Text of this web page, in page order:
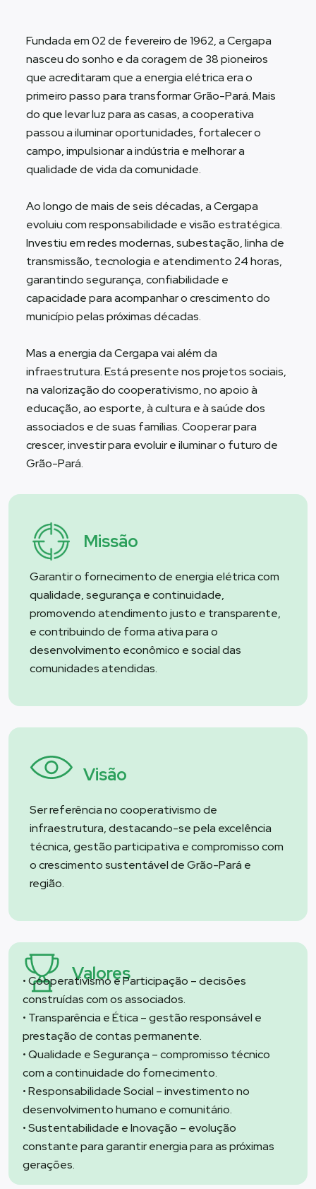
Fundada em 02 de fevereiro de 1962, a Cergapa
nasceu do sonho e da coragem de 38 pioneiros
que acreditaram que a energia elétrica era o
primeiro passo para transformar Grão-Pará. Mais
do que levar luz para as casas, a cooperativa
passou a iluminar oportunidades, fortalecer o
campo, impulsionar a indústria e melhorar a
qualidade de vida da comunidade.
Ao longo de mais de seis décadas, a Cergapa
evoluiu com responsabilidade e visão estratégica.
Investiu em redes modernas, subestação, linha de
transmissão, tecnologia e atendimento 24 horas,
garantindo segurança, confiabilidade e
capacidade para acompanhar o crescimento do
município pelas próximas décadas.
Mas a energia da Cergapa vai além da
infraestrutura. Está presente nos projetos sociais,
na valorização do cooperativismo, no apoio à
educação, ao esporte, à cultura e à saúde dos
associados e de suas famílias. Cooperar para
crescer, investir para evoluir e iluminar o futuro de
Grão-Pará.
Missão
Garantir o fornecimento de energia elétrica com
qualidade, segurança e continuidade,
promovendo atendimento justo e transparente,
e contribuindo de forma ativa para o
desenvolvimento econômico e social das
comunidades atendidas.
Visão
Ser referência no cooperativismo de
infraestrutura, destacando-se pela excelência
técnica, gestão participativa e compromisso com
o crescimento sustentável de Grão-Pará e
região.
Valores
• Cooperativismo e Participação – decisões
construídas com os associados.
• Transparência e Ética – gestão responsável e
prestação de contas permanente.
• Qualidade e Segurança – compromisso técnico
com a continuidade do fornecimento.
• Responsabilidade Social – investimento no
desenvolvimento humano e comunitário.
• Sustentabilidade e Inovação – evolução
constante para garantir energia para as próximas
gerações.